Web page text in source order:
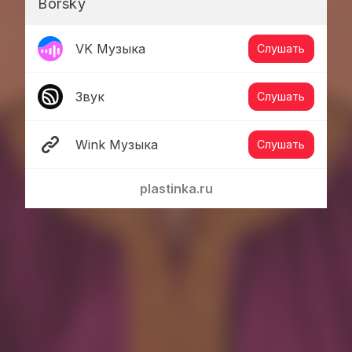
Borsky
VK Музыка Слушать
Звук Слушать
Wink Музыка Слушать
plastinka.ru